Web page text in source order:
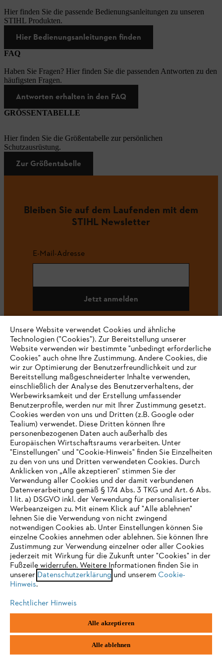
Hier finden Sie die passende Bedienungsanleitungen zu unseren
STIHL Produkten.
Hier Bedienungsanleitungen finden
FAQ
Haben Sie Fragen? Hier finden Sie die passenden Antworten zu den
häufigsten Fragen.
Antworten erhalten in den FAQ
GRÖSSENTABELLE
Hier finden Sie die Größentabelle zur persönlichen
Schutzausrüstung.
Zur Größentabelle
Bleiben Sie auf dem Laufenden mit dem
STIHL Newsletter
E-Mail-Adresse
Jetzt anmelden
#STIHL
Unternehmen
Häufig gestellte Fragen
Service
Datenschutzrichtlinien Impressum Cookies
Fachmarktstraße 7
IHR BROWSER WIRD NICHT
UNTERSTÜTZT
Sie nutzen einen Browser, den wir noch nicht unterstützen. Für
eine optimale Nutzung unserer Seite empfehlen wir Ihnen, zu
einem der folgenden Browser zu wechseln:
Firefox Chrome
Unsere Website verwendet Cookies und ähnliche
Technologien ("Cookies"). Zur Bereitstellung unserer
Website verwenden wir bestimmte "unbedingt erforderliche
Cookies" auch ohne Ihre Zustimmung. Andere Cookies, die
wir zur Optimierung der Benutzerfreundlichkeit und zur
Bereitstellung maßgeschneiderter Inhalte verwenden,
einschließlich der Analyse des Benutzerverhaltens, der
Werbewirksamkeit und der Erstellung umfassender
Benutzerprofile, werden nur mit Ihrer Zustimmung gesetzt.
Cookies werden von uns und Dritten (z.B. Google oder
Tealium) verwendet. Diese Dritten können Ihre
personenbezogenen Daten auch außerhalb des
Europäischen Wirtschaftsraums verarbeiten. Unter
"Einstellungen" und "Cookie-Hinweis" finden Sie Einzelheiten
zu den von uns und Dritten verwendeten Cookies. Durch
Anklicken von „Alle akzeptieren“ stimmen Sie der
Verwendung aller Cookies und der damit verbundenen
Datenverarbeitung gemäß § 174 Abs. 3 TKG und Art. 6 Abs.
1 lit. a) DSGVO inkl. der Verwendung für personalisierter
Werbeanzeigen zu. Mit einem Klick auf "Alle ablehnen"
lehnen Sie die Verwendung von nicht zwingend
notwendigen Cookies ab. Unter Einstellungen können Sie
einzelne Cookies annehmen oder ablehnen. Sie können Ihre
Zustimmung zur Verwendung einzelner oder aller Cookies
jederzeit mit Wirkung für die Zukunft unter "Cookies" in der
Fußzeile widerrufen. Weitere Informationen finden Sie in
unserer Datenschutzerklärung und unserem Cookie-
Hinweis.
Rechtlicher Hinweis
Alle akzeptieren
Alle ablehnen